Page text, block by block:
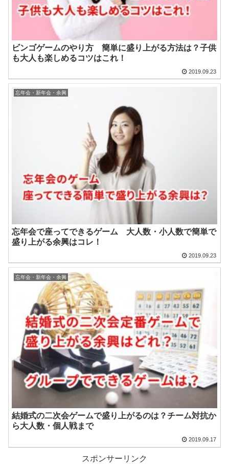
ビンゴゲームのやり方 簡単に盛り上がる方法は？子供
も大人も楽しめるコツはこれ！
2019.09.23
忘年会・新年会・余興
忘年会で座ってできるゲーム 大人数・小人数で簡単で
盛り上がる余興はコレ！
2019.09.23
忘年会・新年会・余興
結婚式の二次会ゲームで盛り上がるのは？チーム対抗か
ら大人数・個人戦まで
2019.09.17
スポンサーリンク